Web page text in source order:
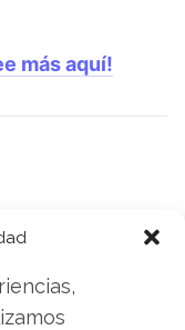
más aquí!